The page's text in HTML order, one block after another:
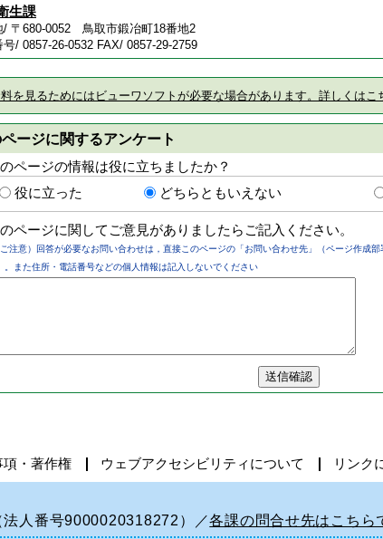
生課
/ 〒680-0052 鳥取市鍛冶町18番地2
号/ 0857-26-0532 FAX/ 0857-29-2759
を見るためにはビューワソフトが必要な場合があります。詳しくはこ
ページに関するアンケート
ページの情報は役に立ちましたか？
役に立った
どちらともいえない
ページに関してご意見がありましたらご記入ください。
ご注意）回答が必要なお問い合わせは，直接このページの「お問い合わせ先」（ページ作成
。また住所・電話番号などの個人情報は記入しないでください
項・著作権 ウェブアクセシビリティについて リンク
法人番号9000020318272）／各課の問合せ先はこちら